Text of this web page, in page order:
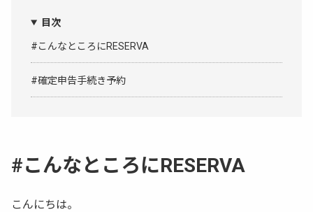
目次
#こんなところにRESERVA
#確定申告手続き予約
#こんなところにRESERVA
こんにちは。